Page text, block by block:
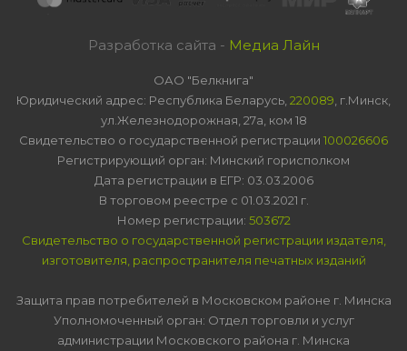
Разработка сайта - Медиа Лайн
ОАО "Белкнига"
Юридический адрес: Республика Беларусь, 220089 , г.Минск,
ул.Железнодорожная, 27а, ком 18
Свидетельство о государственной регистрации 100026606
Регистрирующий орган: Минский горисполком
Дата регистрации в ЕГР: 03.03.2006
В торговом реестре с 01.03.2021 г.
Номер регистрации: 503672
Свидетельство о государственной регистрации издателя,
изготовителя, распространителя печатных изданий
Защита прав потребителей в Московском районе г. Минска
Уполномоченный орган: Отдел торговли и услуг
администрации Московского района г. Минска